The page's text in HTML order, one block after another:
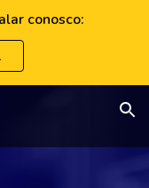
conosco: